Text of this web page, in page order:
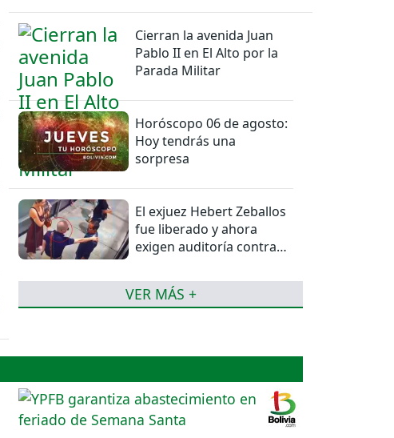
Cierran la avenida Juan
Pablo II en El Alto por la
Parada Militar
Horóscopo 06 de agosto:
Hoy tendrás una
sorpresa
El exjuez Hebert Zeballos
fue liberado y ahora
exigen auditoría contra
VER MÁS +